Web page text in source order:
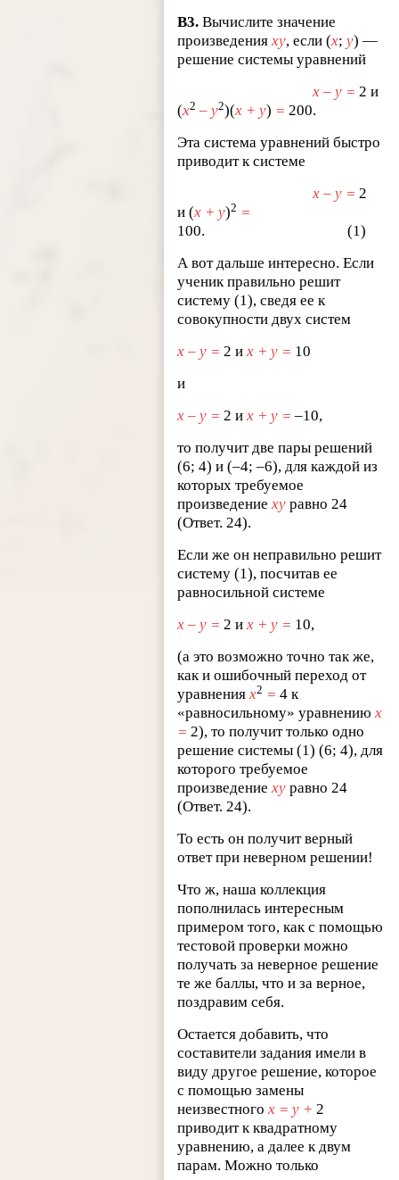
B3. Вычислите значение
произведенияxy, если (x;y) —
решение системы уравнений
x – y =2 и
(x2 – y2)(x + y) = 200.
Эта система уравнений быстро
приводит к системе
x – y =2
и (x + y)2 =
100. (1)
А вот дальше интересно. Если
ученик правильно решит
систему (1), сведя ее к
совокупности двух систем
x – y =2 иx + y = 10
и
x – y =2 иx + y = –10,
то получит две пары решений
(6; 4) и (–4; –6), для каждой из
которых требуемое
произведениеxy равно 24
(Ответ. 24).
Если же он неправильно решит
систему (1), посчитав ее
равносильной системе
x – y =2 иx + y = 10,
(а это возможно точно так же,
как и ошибочный переход от
уравненияx2 =4 к
«равносильному» уравнениюx
=2), то получит только одно
решение системы (1) (6; 4), для
которого требуемое
произведениеxy равно 24
(Ответ. 24).
То есть он получит верный
ответ при неверном решении!
Что ж, наша коллекция
пополнилась интересным
примером того, как с помощью
тестовой проверки можно
получать за неверное решение
те же баллы, что и за верное,
поздравим себя.
Остается добавить, что
составители задания имели в
виду другое решение, которое
с помощью замены
неизвестногоx = y +2
приводит к квадратному
уравнению, а далее к двум
парам. Можно только